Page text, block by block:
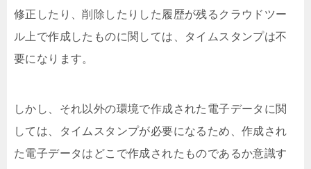
修正したり、削除したりした履歴が残るクラウドツー
ル上で作成したものに関しては、タイムスタンプは不
要になります。
しかし、それ以外の環境で作成された電子データに関
しては、タイムスタンプが必要になるため、作成され
た電子データはどこで作成されたものであるか意識す